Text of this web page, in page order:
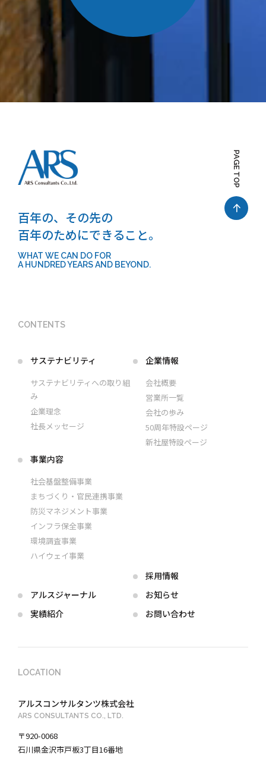
PAGE TOP
百年の、その先の
百年のためにできること。
WHAT WE CAN DO FOR
A HUNDRED YEARS AND BEYOND.
CONTENTS
サステナビリティ
サステナビリティへの取り組
み
企業理念
社長メッセージ
企業情報
会社概要
営業所一覧
会社の歩み
50周年特設ページ
新社屋特設ページ
事業内容
社会基盤整備事業
まちづくり・官民連携事業
防災マネジメント事業
インフラ保全事業
環境調査事業
ハイウェイ事業
アルスジャーナル
実績紹介
採用情報
お知らせ
お問い合わせ
LOCATION
アルスコンサルタンツ株式会社
ARS CONSULTANTS CO., LTD.
〒920-0068
石川県金沢市戸板3丁目16番地